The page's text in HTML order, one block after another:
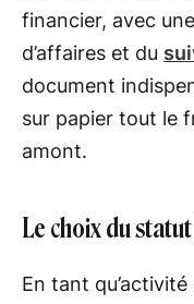
financier, avec
d’affaires et du
document
sur papier tout le
amont.
Le choix du
En tant